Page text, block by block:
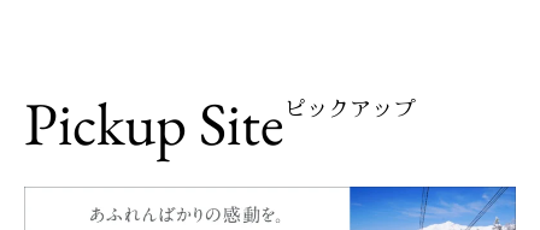
Pickup Siteピックアップ